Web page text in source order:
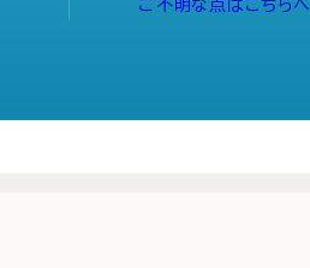
ご不明な点はこちらへ